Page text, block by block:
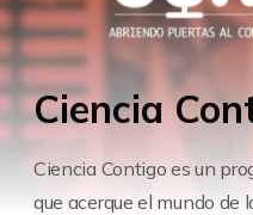
Ciencia
Ciencia Contigo es un
que acerque el mundo de